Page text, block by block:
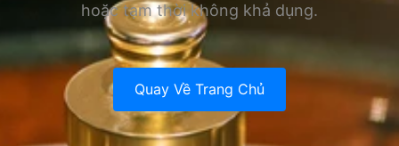
hoặc tạm thời không khả dụng.
Quay Về Trang Chủ